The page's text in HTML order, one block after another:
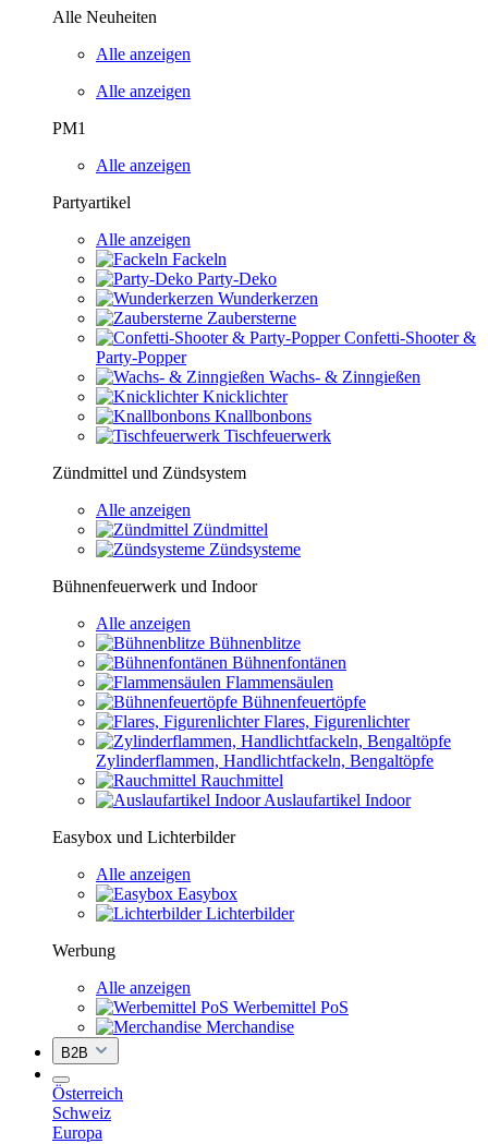
Alle Neuheiten
Alle anzeigen
Alle anzeigen
PM1
Alle anzeigen
Partyartikel
Alle anzeigen
Fackeln
Party-Deko
Wunderkerzen
Zaubersterne
Confetti-Shooter &
Party-Popper
Wachs- & Zinngießen
Knicklichter
Knallbonbons
Tischfeuerwerk
Zündmittel und Zündsystem
Alle anzeigen
Zündmittel
Zündsysteme
Bühnenfeuerwerk und Indoor
Alle anzeigen
Bühnenblitze
Bühnenfontänen
Flammensäulen
Bühnenfeuertöpfe
Flares, Figurenlichter
Zylinderflammen, Handlichtfackeln, Bengaltöpfe
Rauchmittel
Auslaufartikel Indoor
Easybox und Lichterbilder
Alle anzeigen
Easybox
Lichterbilder
Werbung
Alle anzeigen
Werbemittel PoS
Merchandise
B2B
Österreich
Schweiz
Europa